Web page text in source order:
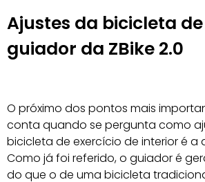
Ajustes da bicicleta
guiador da ZBike 2.0
O próximo dos pontos mais
conta quando se pergunta como
bicicleta de exercício de interior é a
Como já foi referido, o guiador é
do que o de uma bicicleta